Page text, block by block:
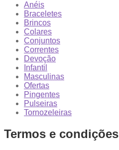
Anéis
Braceletes
Brincos
Colares
Conjuntos
Correntes
Devoção
Infantil
Masculinas
Ofertas
Pingentes
Pulseiras
Tornozeleiras
Termos e condições